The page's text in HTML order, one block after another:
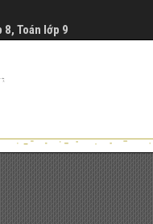
8, Toán lớp 9